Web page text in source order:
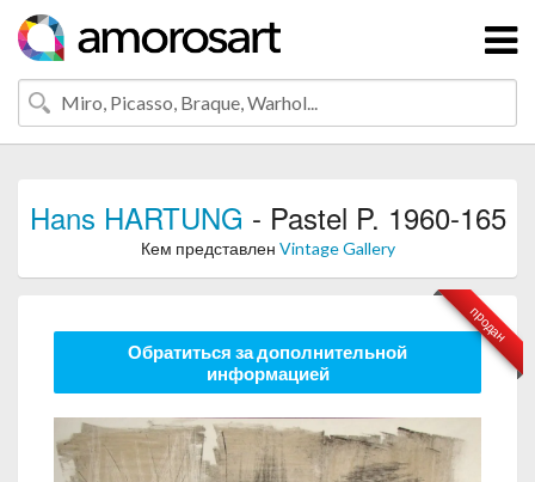
Hans HARTUNG - Pastel P. 1960-165
Кем представлен Vintage Gallery
продан
Обратиться за дополнительной
информацией